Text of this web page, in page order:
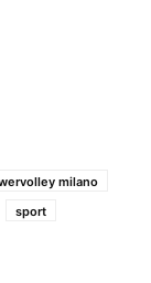
milano
sport